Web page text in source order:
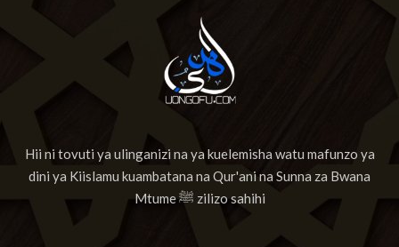
Hii ni tovuti ya ulinganizi na ya kuelemisha watu mafunzo ya
dini ya Kiislamu kuambatana na Qur'ani na Sunna za Bwana
Mtume ﷺ zilizo sahihi